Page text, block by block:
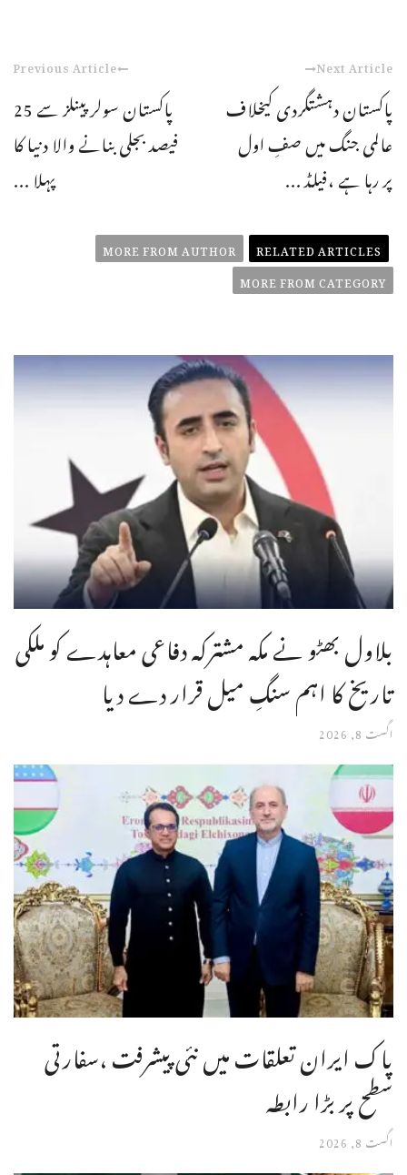
Previous Article
پاکستان سولر پینلز سے 25
فیصد بجلی بنانے والا دنیا کا
پہلا ...
Next Article
پاکستان دہشتگردی کیخلاف
عالمی جنگ میں صفِ اول
پر رہا ہے ،فیلڈ ...
RELATED ARTICLES
MORE FROM AUTHOR
MORE FROM CATEGORY
بلاول بھٹو نے مکہ مشترکہ دفاعی معاہدے کو ملکی
تاریخ کا اہم سنگِ میل قرار دے دیا
اگست 8, 2026
پاک ایران تعلقات میں نئی پیشرفت ،سفارتی
سطح پر بڑا رابطہ
اگست 8, 2026